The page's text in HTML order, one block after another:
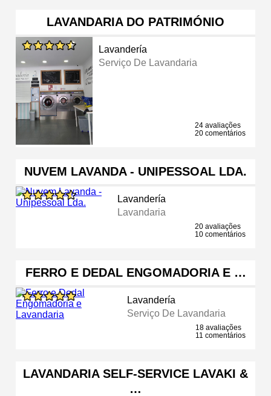
LAVANDARIA DO PATRIMÓNIO
Lavandería
Serviço De Lavandaria
24 avaliações
20 comentários
NUVEM LAVANDA - UNIPESSOAL LDA.
Lavandería
Lavandaria
20 avaliações
10 comentários
FERRO E DEDAL ENGOMADORIA E …
Lavandería
Serviço De Lavandaria
18 avaliações
11 comentários
LAVANDARIA SELF-SERVICE LAVAKI &
…